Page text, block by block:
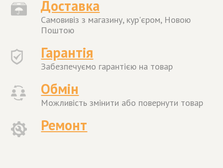
Доставка
Самовивіз з магазину, кур'єром, Новою
Поштою
Гарантія
Забезпечуємо гарантією на товар
Обмін
Можливість змінити або повернути товар
Ремонт